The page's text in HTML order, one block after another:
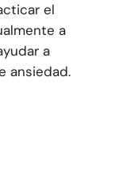
el
a
a
ansiedad.